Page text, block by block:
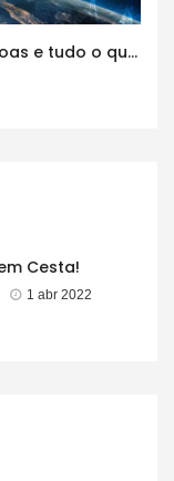
5G, a tecnologia que conecta pessoas e tudo o que está ao redor
Cesta!
1 abr 2022